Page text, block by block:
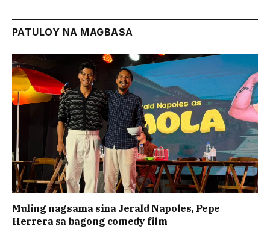
PATULOY NA MAGBASA
Muling nagsama sina Jerald Napoles, Pepe
Herrera sa bagong comedy film